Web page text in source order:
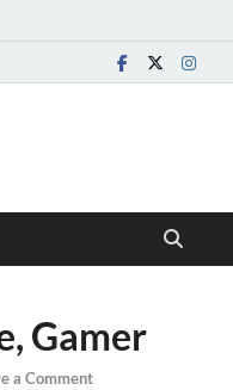
Gamer
a Comment